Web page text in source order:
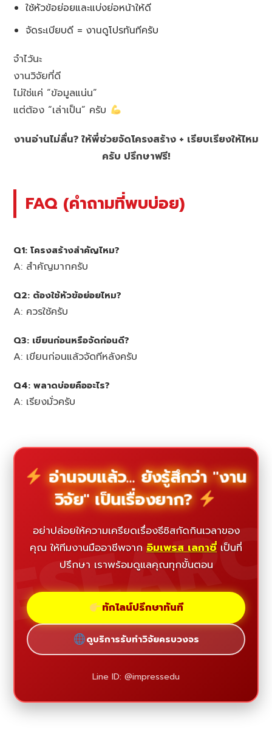
ใช้หัวข้อย่อยและแบ่งย่อหน้าให้ดี
จัดระเบียบดี = งานดูโปรทันทีครับ
จำไว้นะ
งานวิจัยที่ดี
ไม่ใช่แค่ “ข้อมูลแน่น”
แต่ต้อง “เล่าเป็น” ครับ
งานอ่านไม่ลื่น? ให้พี่ช่วยจัดโครงสร้าง + เรียบเรียงให้ไหม
ครับ ปรึกษาฟรี!
FAQ (คำถามที่พบบ่อย)
Q1: โครงสร้างสำคัญไหม?
A: สำคัญมากครับ
Q2: ต้องใช้หัวข้อย่อยไหม?
A: ควรใช้ครับ
Q3: เขียนก่อนหรือจัดก่อนดี?
A: เขียนก่อนแล้วจัดทีหลังครับ
Q4: พลาดบ่อยคืออะไร?
A: เรียงมั่วครับ
อ่านจบแล้ว... ยังรู้สึกว่า "งาน
วิจัย" เป็นเรื่องยาก?
อย่าปล่อยให้ความเครียดเรื่องธีซิสกัดกินเวลาของ
คุณ ให้ทีมงานมืออาชีพจาก อิมเพรส เลกาซี่ เป็นที่
ปรึกษา เราพร้อมดูแลคุณทุกขั้นตอน
ทักไลน์ปรึกษาทันที
ดูบริการรับทำวิจัยครบวงจร
Line ID: @impressedu